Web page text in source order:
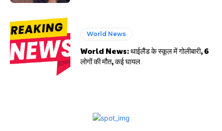
World News
World News: थाईलैंड के स्कूल में गोलीबारी, 6
लोगों की मौत, कई घायल